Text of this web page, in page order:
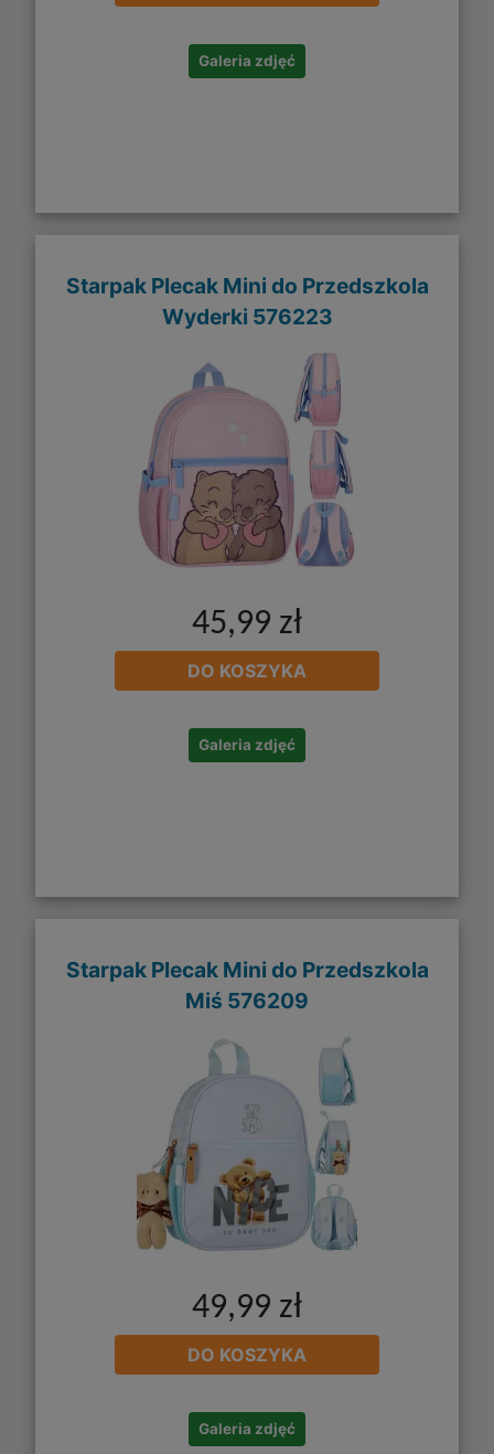
Galeria zdjęć
Starpak Plecak Mini do Przedszkola
Wyderki 576223
45,99 zł
DO KOSZYKA
Galeria zdjęć
Starpak Plecak Mini do Przedszkola
Miś 576209
49,99 zł
DO KOSZYKA
Galeria zdjęć